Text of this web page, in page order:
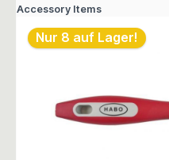
Accessory Items
Nur 8 auf Lager!